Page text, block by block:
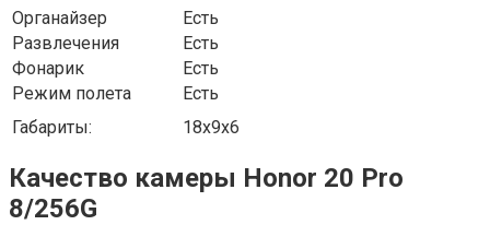
Органайзер
Есть
Развлечения
Есть
Фонарик
Есть
Режим полета
Есть
Габариты:
18x9x6
Качество камеры Honor 20 Pro
8/256G